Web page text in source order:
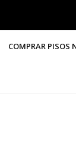
COMPRAR PISOS